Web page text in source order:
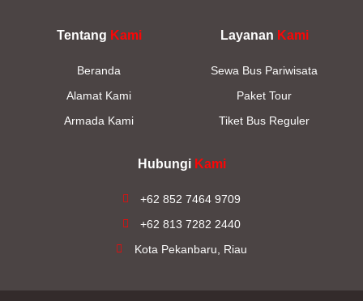
Tentang Kami
Beranda
Alamat Kami
Armada Kami
Layanan Kami
Sewa Bus Pariwisata
Paket Tour
Tiket Bus Reguler
Hubungi Kami
+62 852 7464 9709
+62 813 7282 2440
Kota Pekanbaru, Riau